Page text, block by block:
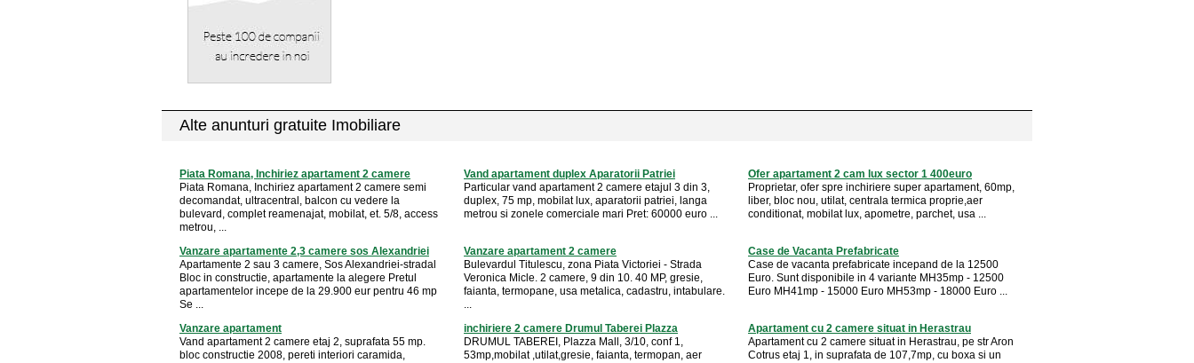
Alte anunturi gratuite Imobiliare
Piata Romana, Inchiriez apartament 2 camere
Piata Romana, Inchiriez apartament 2 camere semi
decomandat, ultracentral, balcon cu vedere la
bulevard, complet reamenajat, mobilat, et. 5/8, access
metrou, ...
Vand apartament duplex Aparatorii Patriei
Particular vand apartament 2 camere etajul 3 din 3,
duplex, 75 mp, mobilat lux, aparatorii patriei, langa
metrou si zonele comerciale mari Pret: 60000 euro ...
Ofer apartament 2 cam lux sector 1 400euro
Proprietar, ofer spre inchiriere super apartament, 60mp,
liber, bloc nou, utilat, centrala termica proprie,aer
conditionat, mobilat lux, apometre, parchet, usa ...
Vanzare apartamente 2,3 camere sos Alexandriei
Apartamente 2 sau 3 camere, Sos Alexandriei-stradal
Bloc in constructie, apartamente la alegere Pretul
apartamentelor incepe de la 29.900 eur pentru 46 mp
Se ...
Vanzare apartament 2 camere
Bulevardul Titulescu, zona Piata Victoriei - Strada
Veronica Micle. 2 camere, 9 din 10. 40 MP, gresie,
faianta, termopane, usa metalica, cadastru, intabulare.
...
Case de Vacanta Prefabricate
Case de vacanta prefabricate incepand de la 12500
Euro. Sunt disponibile in 4 variante MH35mp - 12500
Euro MH41mp - 15000 Euro MH53mp - 18000 Euro ...
Vanzare apartament
Vand apartament 2 camere etaj 2, suprafata 55 mp.
bloc constructie 2008, pereti interiori caramida,
inchiriere 2 camere Drumul Taberei Plazza
DRUMUL TABEREI, Plazza Mall, 3/10, conf 1,
53mp,mobilat ,utilat,gresie, faianta, termopan, aer
Apartament cu 2 camere situat in Herastrau
Apartament cu 2 camere situat in Herastrau, pe str Aron
Cotrus etaj 1, in suprafata de 107,7mp, cu boxa si un